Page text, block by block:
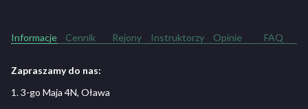
Informacje Cennik Rejony Instruktorzy Opinie FAQ
Zapraszamy do nas:
1. 3-go Maja 4N, Oława